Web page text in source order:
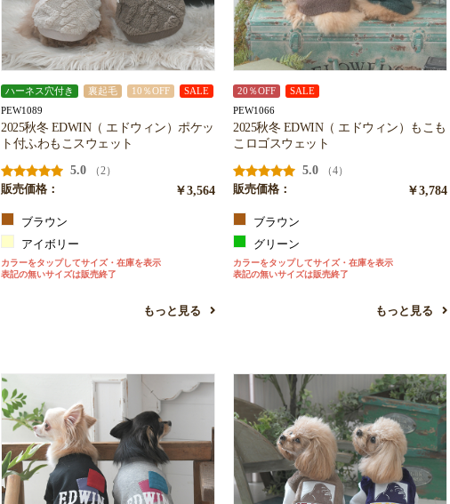
ハーネス穴付き 裏起毛 10％OFF SALE
PEW1089
2025秋冬 EDWIN（ エドウィン）ポケッ
ト付ふわもこスウェット
5.0
（2）
販売価格：
￥3,564
ブラウン
アイボリー
カラーをタップしてサイズ・在庫を表示
表記の無いサイズは販売終了
もっと見る
20％OFF SALE
PEW1066
2025秋冬 EDWIN（ エドウィン）もこも
こロゴスウェット
5.0
（4）
販売価格：
￥3,784
ブラウン
グリーン
カラーをタップしてサイズ・在庫を表示
表記の無いサイズは販売終了
もっと見る